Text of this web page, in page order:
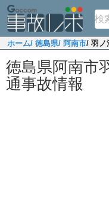
ホーム/ 徳島県/ 阿南市/ 羽ノ
徳島県阿南市
通事故情報